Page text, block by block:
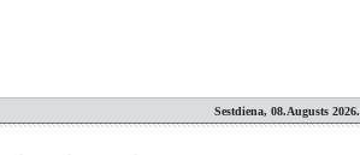
Sestdiena, 08.Augusts 2026.